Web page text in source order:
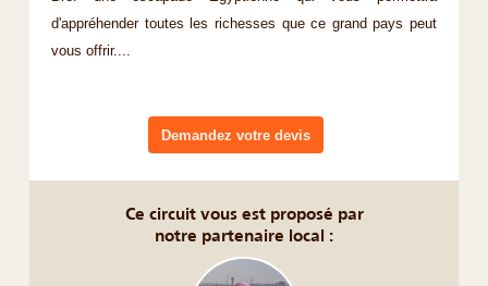
d'appréhender toutes les richesses que ce grand pays peut
vous offrir....
Demandez votre devis
Ce circuit vous est proposé par
notre partenaire local :